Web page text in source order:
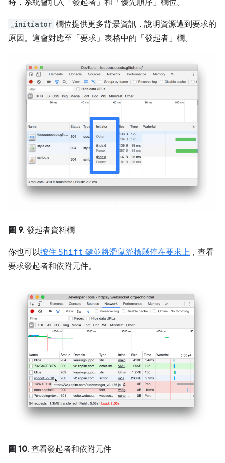
_initiator 欄位提供更多背景資訊，說明資源遭到要求的
原因。這會對應至「要求」表格中的「發起者」 欄。
圖 9. 發起者資料欄
你也可以按住 Shift 鍵並將滑鼠游標懸停在要求上 ，查看
要求發起者和依附元件。
圖 10. 查看發起者和依附元件